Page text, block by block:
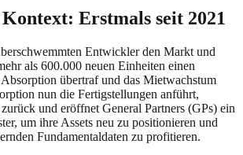
Erstmals seit 2021
Entwickler den Markt und
als 600.000 neuen Einheiten einen
übertraf und das Mietwachstum
nun die Fertigstellungen anführt,
und eröffnet General Partners (GPs) ein
um ihre Assets neu zu positionieren und
Fundamentaldaten zu profitieren.